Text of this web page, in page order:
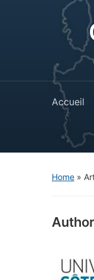
Accueil
Home »